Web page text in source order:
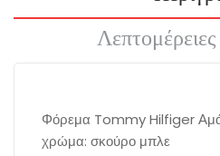
Φόρεμα Tommy Hilfiger
χρώμα: σκούρο μπλε